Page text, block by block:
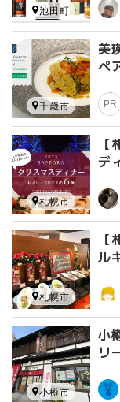
池田町
美
ペ
PR
千歳市
デ
札幌市
ル
札幌市
小
リ
小樽市